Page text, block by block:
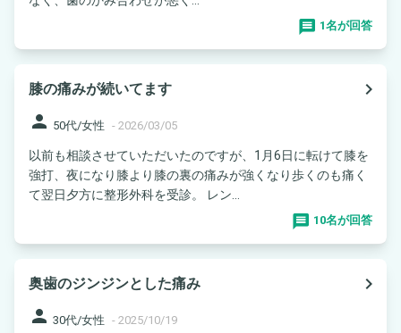
1名が回答
膝の痛みが続いてます
navigate_next
person 50代/女性 - 2026/03/05
以前も相談させていただいたのですが、1月6日に転けて膝を
強打、夜になり膝より膝の裏の痛みが強くなり歩くのも痛く
て翌日夕方に整形外科を受診。 レン...
10名が回答
奥歯のジンジンとした痛み
navigate_next
person 30代/女性 - 2025/10/19